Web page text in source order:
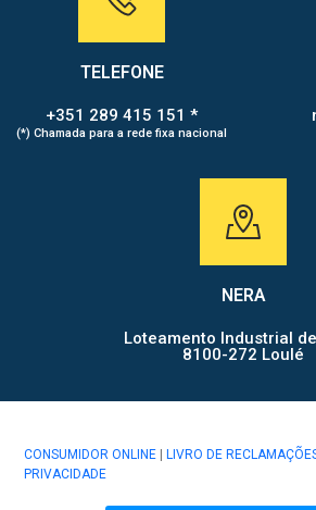
TELEFONE
+351 289 415 151 *
(*) Chamada para a rede fixa nacional
NERA
Loteamento Industrial
8100-272 Loulé
CONSUMIDOR ONLINE | LIVRO DE
PRIVACIDADE